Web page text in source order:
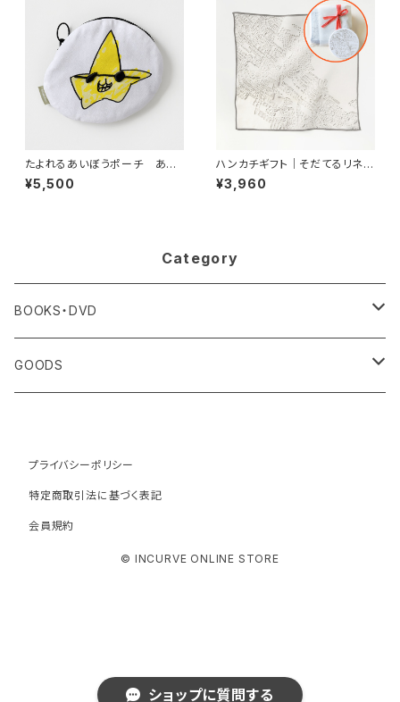
ショップに質問する
たよれるあいぼうポーチ あや
しいスター
¥5,500
ハンカチギフト｜そだてるリネン
ハンカチ 白の風景・村
¥3,960
Category
BOOKS・DVD
書籍
DVD
GOODS
ポーチ
サコッシュ
プライバシーポリシー
特定商取引法に基づく表記
会員規約
© INCURVE ONLINE STORE